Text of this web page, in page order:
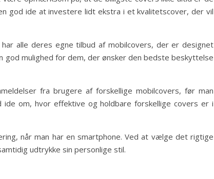
god ide at investere lidt ekstra i et kvalitetscover, der vil
alle deres egne tilbud af mobilcovers, der er designet
mulighed for dem, der ønsker den bedste beskyttelse
fra brugere af forskellige mobilcovers, før man
om, hvor effektive og holdbare forskellige covers er i
når man har en smartphone. Ved at vælge det rigtige
udtrykke sin personlige stil.